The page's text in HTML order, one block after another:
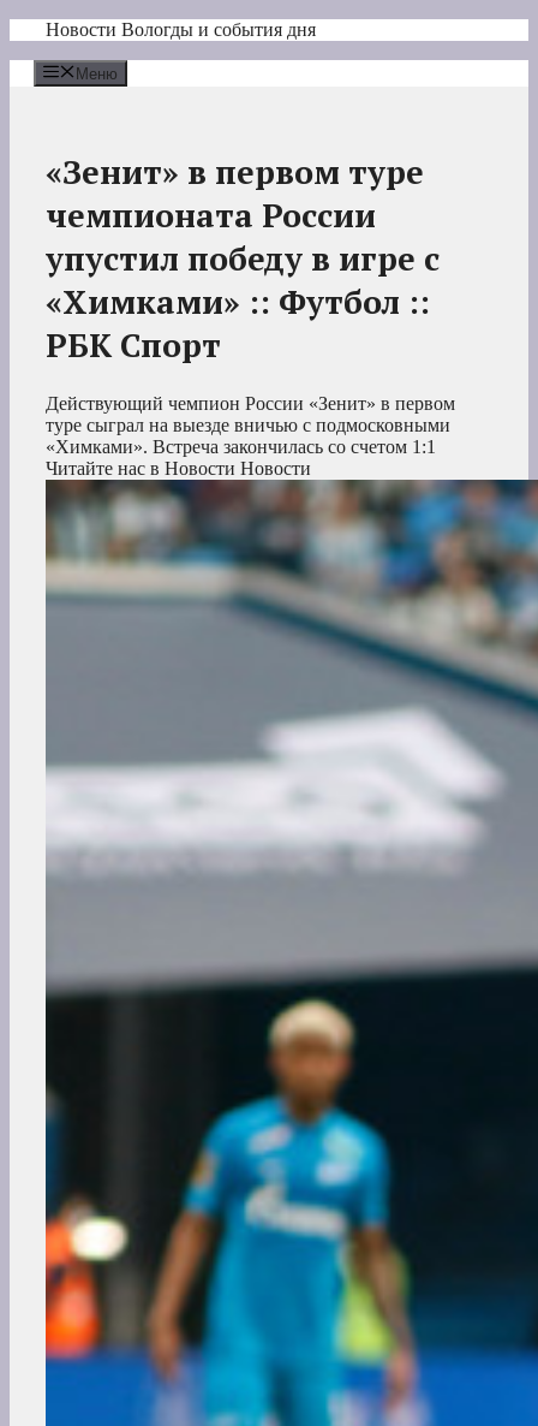
Перейти
содержимому
Новости Вологды и события дня
Меню
«Зенит» в первом туре
чемпионата России
упустил победу в игре с
«Химками» :: Футбол ::
РБК Спорт
Действующий чемпион России «Зенит» в первом
туре сыграл на выезде вничью с подмосковными
«Химками». Встреча закончилась со счетом 1:1
Читайте нас в Новости Новости